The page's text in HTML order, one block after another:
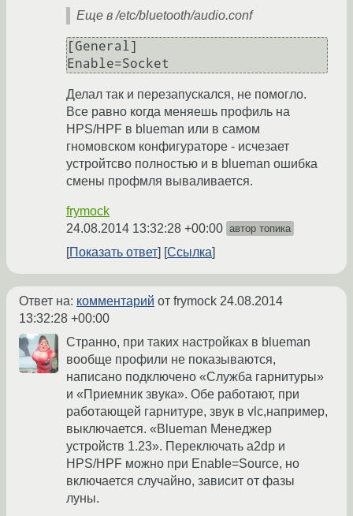
Еще в /etc/bluetooth/audio.conf
[General]
Enable=Socket
Делал так и перезапускался, не помогло.
Все равно когда меняешь профиль на
HPS/HPF в blueman или в самом
гномовском конфигураторе - исчезает
устройтсво полностью и в blueman ошибка
смены профмля вываливается.
frymock
24.08.2014 13:32:28 +00:00 автор топика
Показать ответ Ссылка
Ответ на: комментарий от frymock 24.08.2014
13:32:28 +00:00
Странно, при таких настройках в blueman
вообще профили не показываются,
написано подключено «Служба гарнитуры»
и «Приемник звука». Обе работают, при
работающей гарнитуре, звук в vlc,например,
выключается. «Blueman Менеджер
устройств 1.23». Переключать a2dp и
HPS/HPF можно при Enable=Source, но
включается случайно, зависит от фазы
луны.